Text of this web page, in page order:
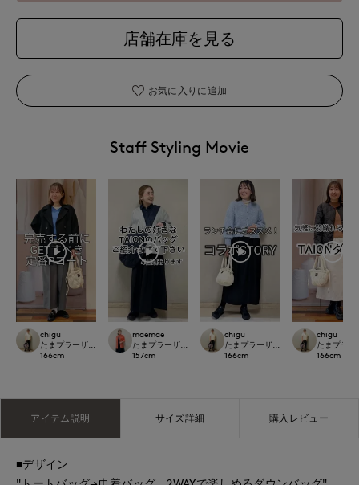
店舗在庫を見る
お気に入りに追加
Staff Styling Movie
chigu
たまプラーザ東急I.T.'S.international
166cm
maemae
たまプラーザ東急I.T.'S.international
157cm
chigu
たまプラーザ東急I.T.'S.international
166cm
chigu
たまプラ
166cm
アイテム説明 サイズ詳細 購入レビュー
■デザイン